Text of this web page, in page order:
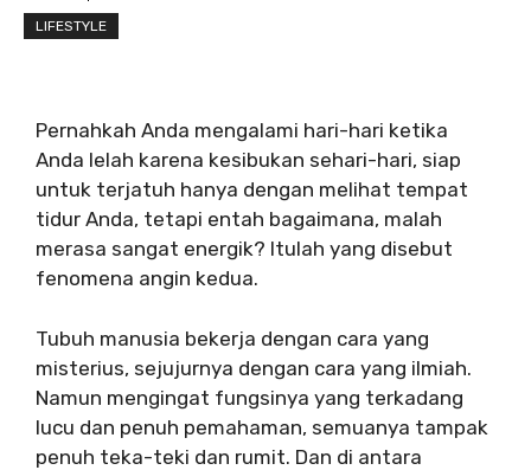
LIFESTYLE
Pernahkah Anda mengalami hari-hari ketika
Anda lelah karena kesibukan sehari-hari, siap
untuk terjatuh hanya dengan melihat tempat
tidur Anda, tetapi entah bagaimana, malah
merasa sangat energik? Itulah yang disebut
fenomena angin kedua.
Tubuh manusia bekerja dengan cara yang
misterius, sejujurnya dengan cara yang ilmiah.
Namun mengingat fungsinya yang terkadang
lucu dan penuh pemahaman, semuanya tampak
penuh teka-teki dan rumit. Dan di antara